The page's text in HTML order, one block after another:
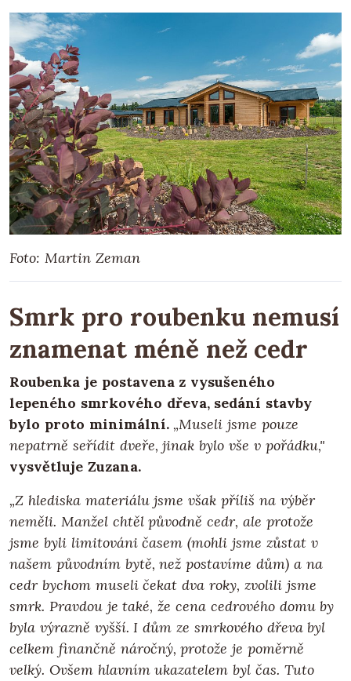
Foto: Martin Zeman
Smrk pro roubenku nemusí
znamenat méně než cedr
Roubenka je postavena z vysušeného
lepeného smrkového dřeva, sedání stavby
bylo proto minimální. „Museli jsme pouze
nepatrně seřídit dveře, jinak bylo vše v pořádku,"
vysvětluje Zuzana.
„Z hlediska materiálu jsme však příliš na výběr
neměli. Manžel chtěl původně cedr, ale protože
jsme byli limitováni časem (mohli jsme zůstat v
našem původním bytě, než postavíme dům) a na
cedr bychom museli čekat dva roky, zvolili jsme
smrk. Pravdou je také, že cena cedrového domu by
byla výrazně vyšší. I dům ze smrkového dřeva byl
celkem finančně náročný, protože je poměrně
velký. Ovšem hlavním ukazatelem byl čas. Tuto